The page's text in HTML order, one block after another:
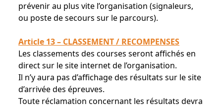
prévenir au plus vite l’organisation (signaleurs,
ou poste de secours sur le parcours).
Article 13 – CLASSEMENT / RECOMPENSES
Les classements des courses seront affichés en
direct sur le site internet de l’organisation.
Il n’y aura pas d’affichage des résultats sur le site
d’arrivée des épreuves.
Toute réclamation concernant les résultats devra